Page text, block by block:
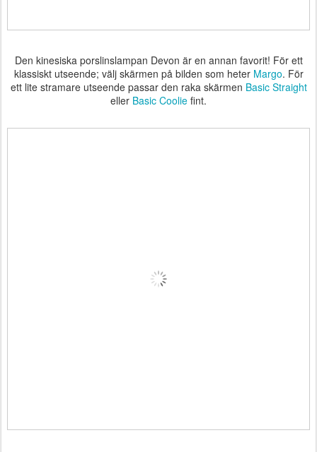
Den kinesiska porslinslampan Devon är en annan favorit! För ett
klassiskt utseende; välj skärmen på bilden som heter Margo. För
ett lite stramare utseende passar den raka skärmen Basic Straight
eller Basic Coolie fint.